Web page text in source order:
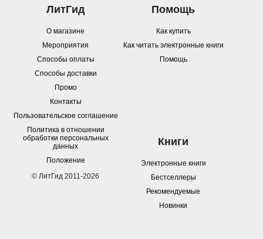
ЛитГид
О магазине
Мероприятия
Способы оплаты
Способы доставки
Промо
Контакты
Пользовательское соглашение
Политика в отношении
обработки персональных
данных
Положение
© ЛитГид 2011-2026
Помощь
Как купить
Как читать электронные книги
Помощь
Книги
Электронные книги
Бестселлеры
Рекомендуемые
Новинки